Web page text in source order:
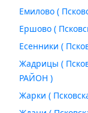
Емилово (
Ершово (
Есенники (
Жадрицы (
РАЙОН )
Жарки (